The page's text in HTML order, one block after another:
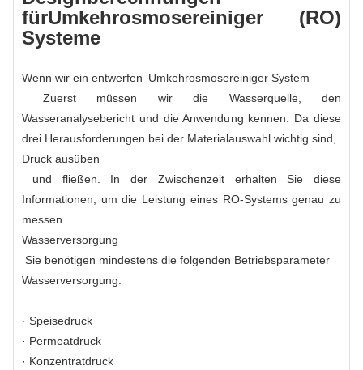
fürUmkehrosmosereiniger (RO)
Systeme
Wenn wir ein entwerfen Umkehrosmosereiniger System
Zuerst müssen wir die Wasserquelle, den
Wasseranalysebericht und die Anwendung kennen. Da diese
drei Herausforderungen bei der Materialauswahl wichtig sind,
Druck ausüben
und fließen. In der Zwischenzeit erhalten Sie diese
Informationen, um die Leistung eines RO-Systems genau zu
messen
Wasserversorgung
Sie benötigen mindestens die folgenden Betriebsparameter
Wasserversorgung:
· Speisedruck
· Permeatdruck
· Konzentratdruck